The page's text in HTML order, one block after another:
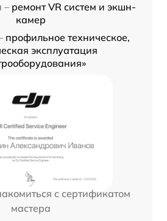
– ремонт VR систем и экшн-
камер
профильное техническое,
эксплуатация
с сертификатом
мастера